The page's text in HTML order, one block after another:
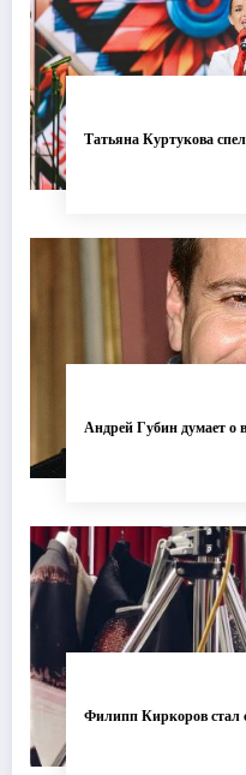
Татьяна Куртукова
Андрей Губин думает о
Филипп Киркоров стал